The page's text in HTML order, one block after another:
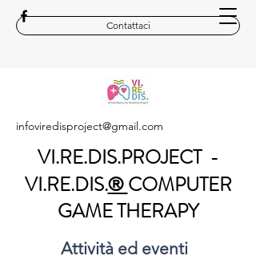
Contattaci
VI.RE.DIS.PROJECT -
VI.RE.DIS.® COMPUTER
GAME THERAPY
Attività ed eventi
infoviredisproject@gmail.com